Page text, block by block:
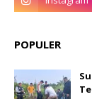
POPULER